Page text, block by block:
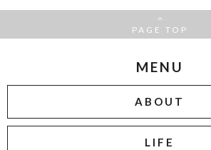
PAGE TOP
MENU
ABOUT
LIFE